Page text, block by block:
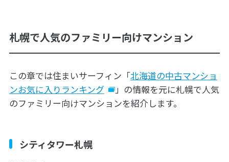
札幌で人気のファミリー向けマンション
この章では住まいサーフィン「北海道の中古マンショ
ンお気に入りランキング
」の情報を元に札幌で人気
のファミリー向けマンションを紹介します。
シティタワー札幌